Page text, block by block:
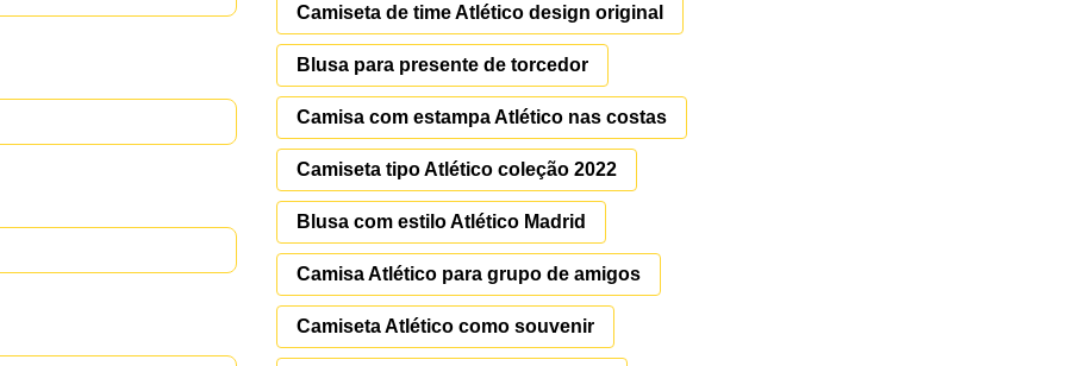
Camiseta de time Atlético design original
Blusa para presente de torcedor
Camisa com estampa Atlético nas costas
Camiseta tipo Atlético coleção 2022
Blusa com estilo Atlético Madrid
Camisa Atlético para grupo de amigos
Camiseta Atlético como souvenir